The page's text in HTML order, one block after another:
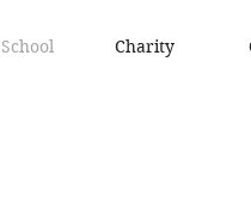
Charity